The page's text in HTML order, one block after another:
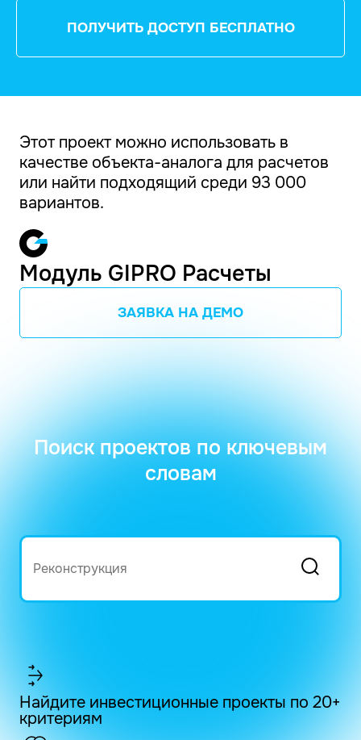
ПОЛУЧИТЬ ДОСТУП БЕСПЛАТНО
Этот проект можно использовать в
качестве объекта-аналога для расчетов
или найти подходящий среди 93 000
вариантов.
Модуль GIPRO Расчеты
ЗАЯВКА НА ДЕМО
Поиск проектов по ключевым
словам
Найдите инвестиционные проекты по 20+
критериям